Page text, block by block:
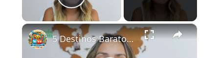
Play Video
×
5 Destinos Baratos no Brasil Para Conhecer e Amar! 🇧🇷✨